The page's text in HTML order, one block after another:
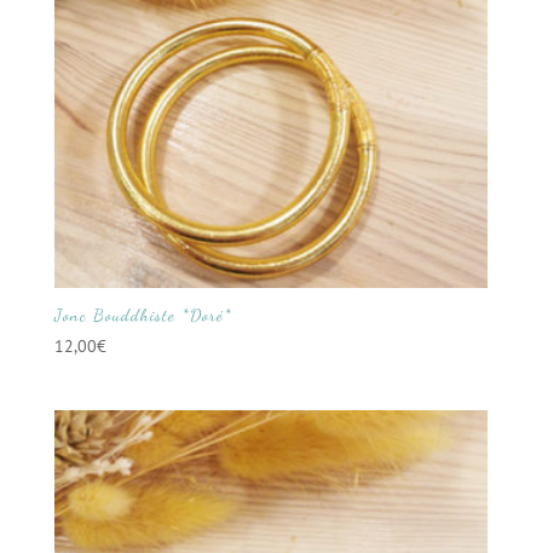
Jonc Bouddhiste *Doré*
12,00€